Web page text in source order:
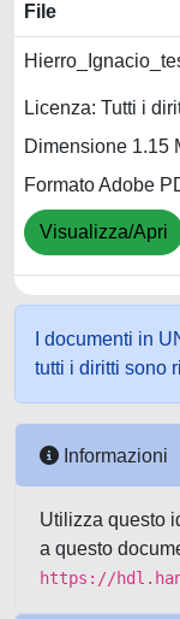
File
Licenza: Tutti i
Dimensione 1.15
Formato Adobe
Visualizza/Apri
I documenti in
tutti i diritti sono
Informazioni
Utilizza questo
a questo
https://